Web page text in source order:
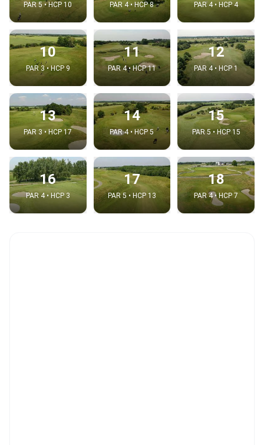
PAR 5 • HCP 10 PAR 4 • HCP 8 PAR 4 • HCP 4
10
PAR 3 • HCP 9
11
PAR 4 • HCP 11
12
PAR 4 • HCP 1
13
PAR 3 • HCP 17
14
PAR 4 • HCP 5
15
PAR 5 • HCP 15
16
PAR 4 • HCP 3
17
PAR 5 • HCP 13
18
PAR 4 • HCP 7